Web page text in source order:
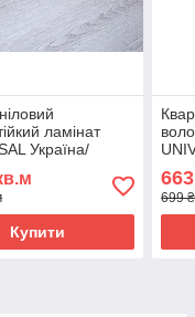
ламінат
Україна/
4 - 42 клас
Купити
663
699